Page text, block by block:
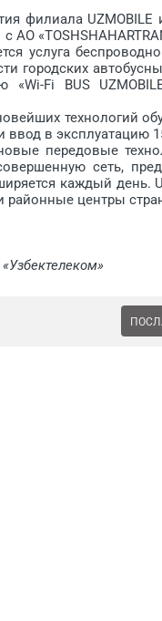
UZMOBILE
услуга
городских
«Wi-Fi BUS
технологий
ввод в эксплуатацию
передовые
сеть,
каждый день.
районные центры